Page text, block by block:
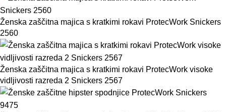
Ženska zaščitna majica s kratkimi rokavi ProtecWork Snickers
2560
Ženska zaščitna majica s kratkimi rokavi ProtecWork visoke
vidljivosti razreda 2 Snickers 2567